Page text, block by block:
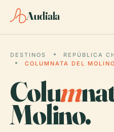
Audiala
DESTINOS REPÚBLICA
COLUMNATA DEL MOLINO
Colum
Molino.